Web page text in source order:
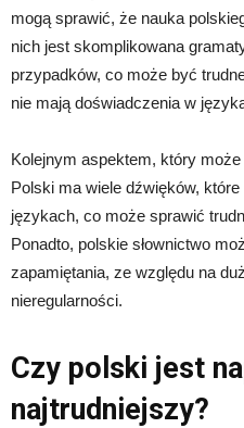
mogą sprawić, że nauka
nich jest skomplikowana
przypadków, co może być
nie mają doświadczenia w
Kolejnym aspektem, który
Polski ma wiele dźwięków,
językach, co może sprawić
Ponadto, polskie słownictwo
zapamiętania, ze względu na
nieregularności.
Czy polski jest
najtrudniejszy?